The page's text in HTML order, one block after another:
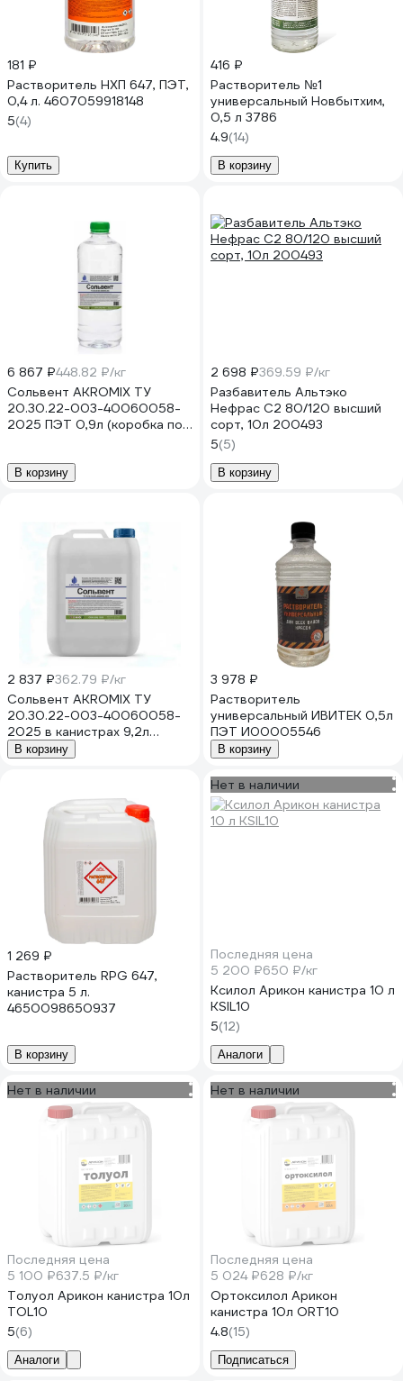
181 ₽
Растворитель НХП 647, ПЭТ,
0,4 л. 4607059918148
5(4)
Купить
416 ₽
Растворитель №1
универсальный Новбытхим,
0,5 л 3786
4.9(14)
В корзину
6 867 ₽448.82 ₽/кг
Сольвент AKROMIX ТУ
20.30.22-003-40060058-
2025 ПЭТ 0,9л (коробка по
В корзину
2 698 ₽369.59 ₽/кг
Разбавитель Альтэко
Нефрас С2 80/120 высший
сорт, 10л 200493
5(5)
В корзину
2 837 ₽362.79 ₽/кг
Сольвент AKROMIX ТУ
20.30.22-003-40060058-
2025 в канистрах 9,2л
sol9200ml
В корзину
3 978 ₽
Растворитель
универсальный ИВИТЕК 0,5л
ПЭТ И00005546
В корзину
1 269 ₽
Растворитель RPG 647,
канистра 5 л.
4650098650937
В корзину
Нет в наличии
Последняя цена
5 200 ₽650 ₽/кг
Ксилол Арикон канистра 10 л
KSIL10
5(12)
Аналоги
Нет в наличии
Последняя цена
5 100 ₽637.5 ₽/кг
Толуол Арикон канистра 10л
TOL10
5(6)
Аналоги
Нет в наличии
Последняя цена
5 024 ₽628 ₽/кг
Ортоксилол Арикон
канистра 10л ORT10
4.8(15)
Подписаться